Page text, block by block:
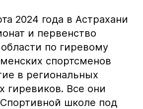
2024 года в Астрахани
и первенство
по гиревому
спортсменов
в региональных
гиревиков. Все они
школе под